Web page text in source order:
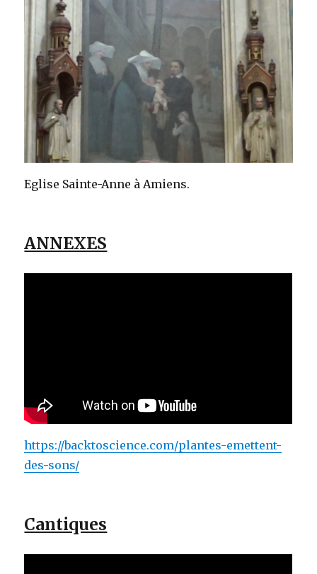
Eglise Sainte-Anne à Amiens.
ANNEXES
https://backtoscience.com/plantes-emettent-
des-sons/
Cantiques